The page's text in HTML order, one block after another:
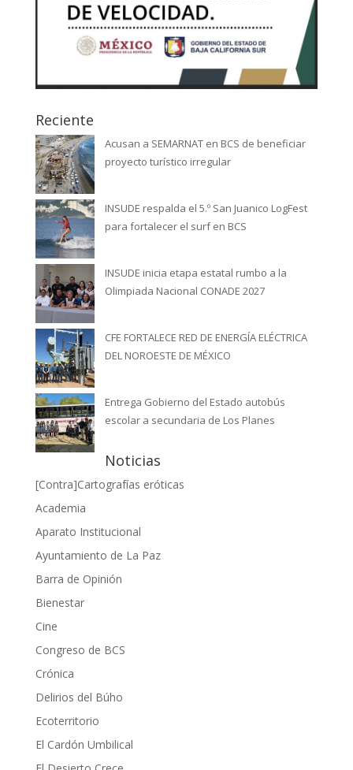
Reciente
Acusan a SEMARNAT en BCS de beneficiar
proyecto turístico irregular
INSUDE respalda el 5.º San Juanico LogFest
para fortalecer el surf en BCS
INSUDE inicia etapa estatal rumbo a la
Olimpiada Nacional CONADE 2027
CFE FORTALECE RED DE ENERGÍA ELÉCTRICA
DEL NOROESTE DE MÉXICO
Entrega Gobierno del Estado autobús
escolar a secundaria de Los Planes
Noticias
[Contra]Cartografías eróticas
Academia
Aparato Institucional
Ayuntamiento de La Paz
Barra de Opinión
Bienestar
Cine
Congreso de BCS
Crónica
Delirios del Búho
Ecoterritorio
El Cardón Umbilical